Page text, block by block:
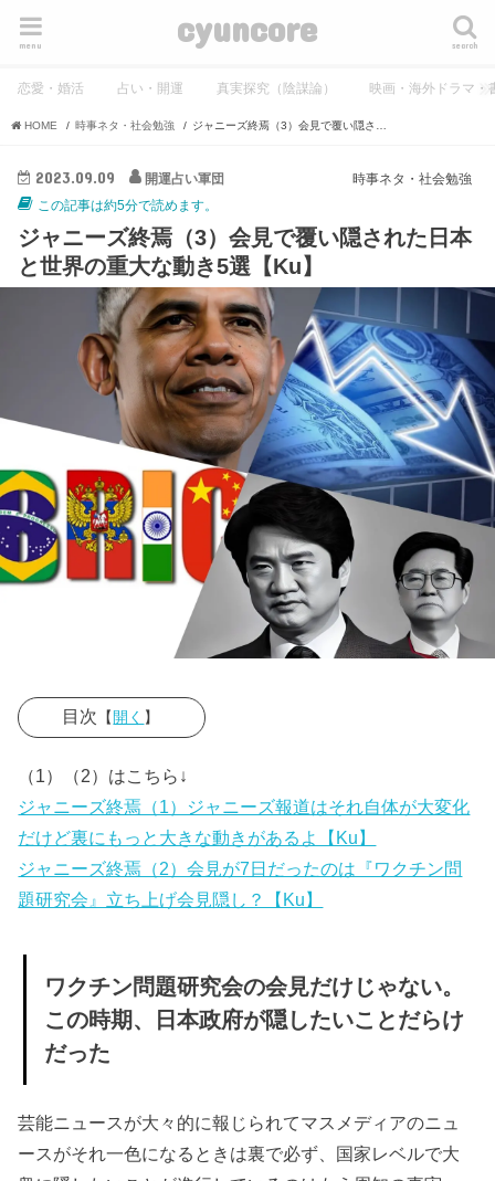
cyuncore search
menu
恋愛・婚活 占い・開運 真実探究（陰謀論） 映画・海外ドラマ・
HOME 時事ネタ・社会勉強
時事ネタ・社会勉強
2023.09.09
開運占い軍団
この記事は約5分で読めます。
ジャニーズ終焉（3）会見で覆い隠された日本
と世界の重大な動き5選【Ku】
目次 【開く 】
題研究会の会
見だけじゃな
い。この時
期、日本政府
が隠したいこ
» ジャニーズ
会見で覆い隠
された重要な
（1）（2）はこちら↓
ジャニーズ終焉（1）ジャニーズ報道はそれ自体が大変化
だけど裏にもっと大きな動きがあるよ【Ku】
ジャニーズ終焉（2）会見が7日だったのは『ワクチン問
題研究会』立ち上げ会見隠し？【Ku】
ワクチン問題研究会の会見だけじゃない。
この時期、日本政府が隠したいことだらけ
だった
芸能ニュースが大々的に報じられてマスメディアのニュ
ースがそれ一色になるときは裏で必ず、国家レベルで大